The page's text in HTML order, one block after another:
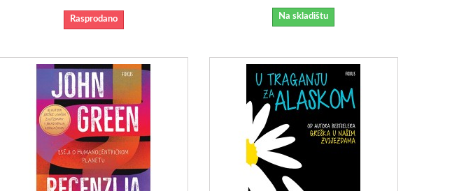
Rasprodano Na skladištu